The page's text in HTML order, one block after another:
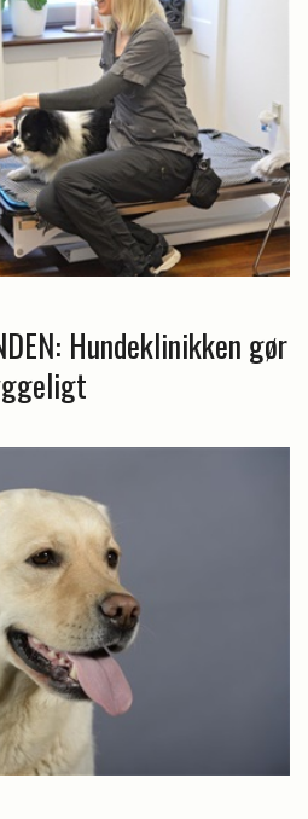
Hundeklinikken gør